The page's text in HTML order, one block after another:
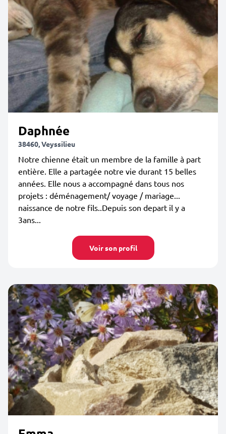
Daphnée
38460, Veyssilieu
Notre chienne était un membre de la famille à part
entière. Elle a partagée notre vie durant 15 belles
années. Elle nous a accompagné dans tous nos
projets : déménagement/ voyage / mariage...
naissance de notre fils..Depuis son depart il y a
3ans...
Voir son profil